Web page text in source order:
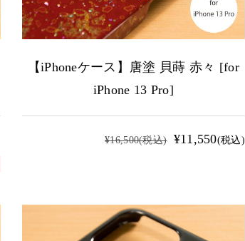
【iPhoneケース】唐塗 貝蒔 赤々 [for
iPhone 13 Pro]
¥16,500(税込) ¥11,550(税込)